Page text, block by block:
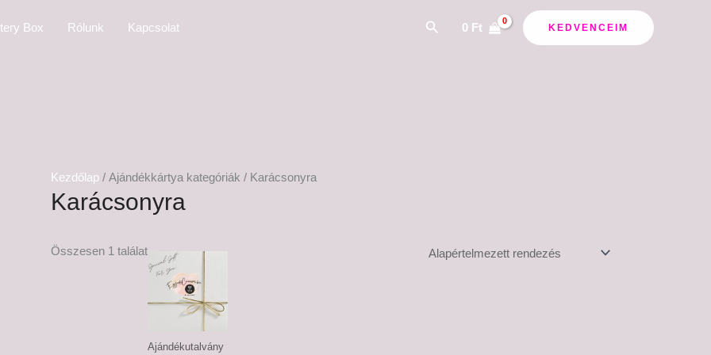
Box Rólunk Kapcsolat Search
0 Ft KEDVENCEIM
Kezdőlap / Ajándékkártya kategóriák / Karácsonyra
Karácsonyra
Összesen 1 találat
Ajándékutalvány
-
20,000 Ft